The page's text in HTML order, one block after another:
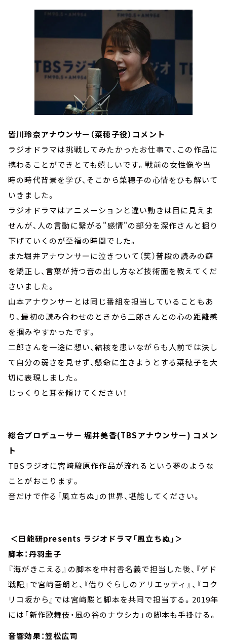
皆川玲奈アナウンサー（菜穂子役）コメント
ラジオドラマは挑戦してみたかったお仕事で、この作品に
携わることができとても嬉しいです。戦前の女性像や当
時の時代背景を学び、そこから菜穂子の心情をひも解いて
いきました。
ラジオドラマはアニメーションと違い動きは目に見えま
せんが、人の言動に繋がる"感情"の部分を深作さんと掘り
下げていくのが至福の時間でした。
また堀井アナウンサーに泣きついて（笑）普段の読みの癖
を矯正し、言葉が持つ音の出し方など技術面を教えてくだ
さいました。
山本アナウンサーとは同じ番組を担当していることもあ
り、最初の読み合わせのときから二郎さんとの心の距離感
を掴みやすかったです。
二郎さんを一途に想い、結核を患いながらも人前では決し
て自分の弱さを見せず、懸命に生きようとする菜穂子を大
切に表現しました。
じっくりと耳を傾けてください！
総合プロデューサー 堀井美香(TBSアナウンサー) コメン
ト
TBSラジオに宮﨑駿原作作品が流れるという夢のような
ことがおこります。
音だけで作る「風立ちぬ」の世界、堪能してください。
＜日能研presents ラジオドラマ「風立ちぬ」＞
脚本：丹羽圭子
『海がきこえる』の脚本を中村香名義で担当した後、『ゲド
戦記』で宮﨑吾朗と、『借りぐらしのアリエッティ』、『コク
リコ坂から』では宮﨑駿と脚本を共同で担当する。2019年
には「新作歌舞伎・風の谷のナウシカ」の脚本も手掛ける。
音響効果：笠松広司